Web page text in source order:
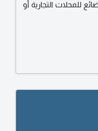
للمحلات التجارية أو